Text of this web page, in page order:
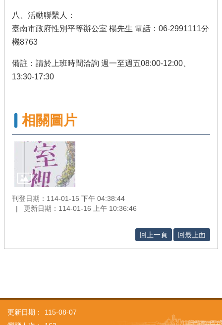
八、活動聯繫人：
臺南市政府性別平等辦公室 楊先生 電話：06-2991111分
機8763
備註：請於上班時間洽詢 週一至週五08:00-12:00、
13:30-17:30
相關圖片
刊登日期：114-01-15 下午 04:38:44
更新日期：114-01-16 上午 10:36:46
回上一頁 回最上面
更新日期：
115-08-07